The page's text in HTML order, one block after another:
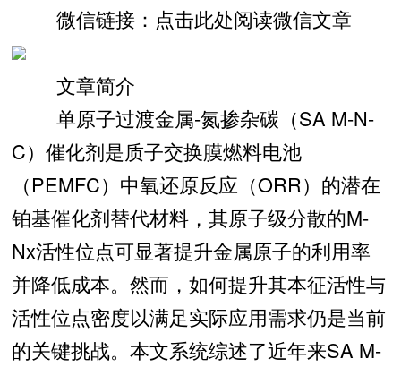
微信链接：点击此处阅读微信文章
文章简介
单原子过渡金属-氮掺杂碳（SA M-N-
C）催化剂是质子交换膜燃料电池
（PEMFC）中氧还原反应（ORR）的潜在
铂基催化剂替代材料，其原子级分散的M-
Nx活性位点可显著提升金属原子的利用率
并降低成本。然而，如何提升其本征活性与
活性位点密度以满足实际应用需求仍是当前
的关键挑战。本文系统综述了近年来SA M-